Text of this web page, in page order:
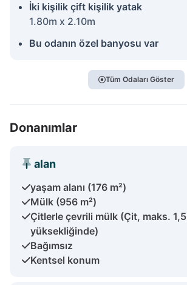
İki kişilik çift kişilik yatak
1.80m x 2.10m
Bu odanın özel banyosu var
Tüm Odaları Göster
Donanımlar
alan
yaşam alanı (176 m²)
Mülk (956 m²)
Çitlerle çevrili mülk (Çit, maks.
yüksekliğinde)
Bağımsız
Kentsel konum